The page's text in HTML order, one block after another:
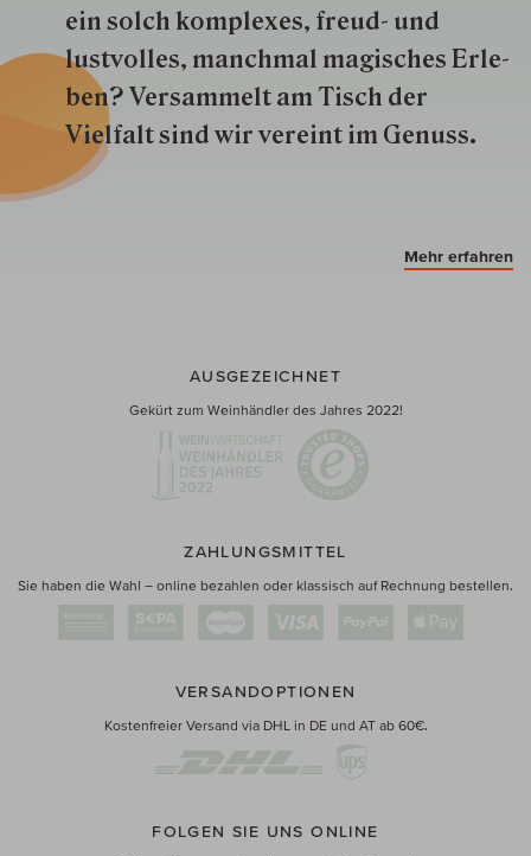
ein solch kom­plexes, freud- und
lustvolles, manchmal ma­gisch­es Er­le­
ben? Versammelt am Tisch der
Vielfalt sind wir ver­eint im Genuss.
Mehr erfahren
AUSGEZEICHNET
Gekürt zum Weinhändler des Jahres 2022!
ZAHLUNGSMITTEL
Sie haben die Wahl – online bezahlen oder klassisch auf Rechnung bestellen.
VERSANDOPTIONEN
Kostenfreier Versand via DHL in DE und AT ab 60€.
FOLGEN SIE UNS ONLINE